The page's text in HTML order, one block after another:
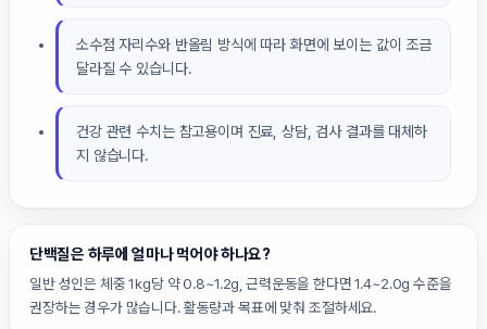
소수점 자리수와 반올림 방식에 따라 화면에 보이는 값이 조금
달라질 수 있습니다.
건강 관련 수치는 참고용이며 진료, 상담, 검사 결과를 대체하
지 않습니다.
단백질은 하루에 얼마나 먹어야 하나요?
일반 성인은 체중 1kg당 약 0.8~1.2g, 근력운동을 한다면 1.4~2.0g 수준을
권장하는 경우가 많습니다. 활동량과 목표에 맞춰 조절하세요.